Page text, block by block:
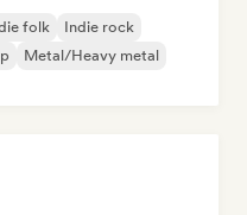
folk
Indie rock
Metal/Heavy metal